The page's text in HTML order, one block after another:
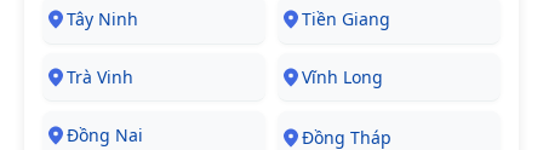
Tây Ninh Tiền Giang
Trà Vinh Vĩnh Long
Đồng Nai Đồng Tháp